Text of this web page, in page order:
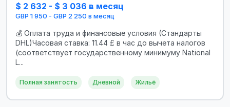
$ 2 632 - $ 3 036 в месяц
GBP 1 950 - GBP 2 250 в месяц
💰 Оплата труда и финансовые условия (Стандарты
DHL)Часовая ставка: 11.44 £ в час до вычета налогов
(соответствует государственному минимуму National
L...
Полная занятость Дневной Жильё